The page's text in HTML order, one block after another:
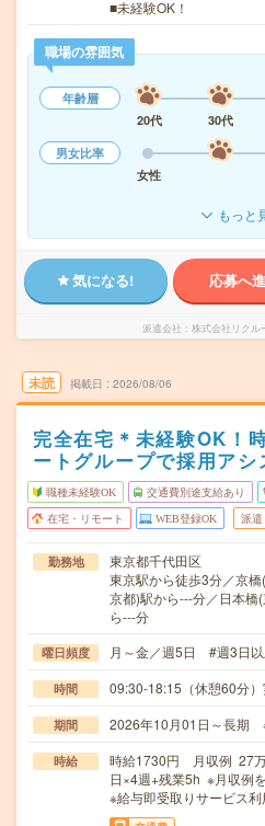
■未経験OK！
職場の雰囲気
年齢層
20代
30代
男女比率
女性
もっと
気になる! 応募へ
派遣会社 株式会社リクル
未読 掲載日 2026/08/06
完全在宅＊未経験OK！
ートグループで採用アシ
職種未経験OK 交通費別途支給あり
在宅・リモート WEB登録OK 派遣
勤務地
東京都千代田区
東京駅から徒歩3分／京
京都)駅から---分／日本橋
ら---分
曜日頻度 月～金／週5日 #週3日
時間 09:30-18:15（休憩60分）
期間 2026年10月01日～長期
時給
時給1730円 月収例 27
日×4週+残業5h ※月収例
※給与即受取りサービス利